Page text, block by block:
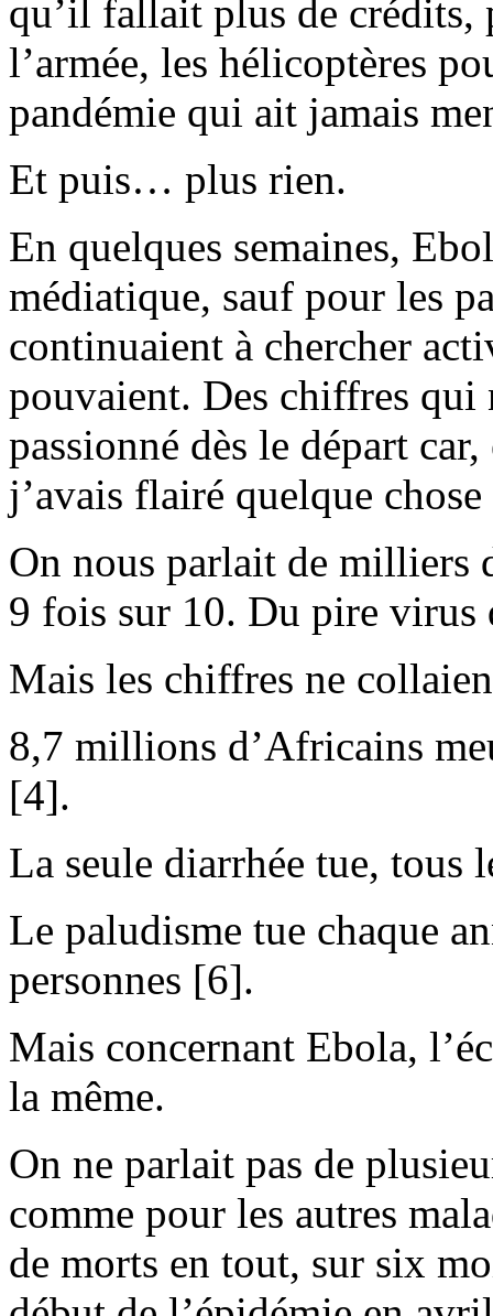
qu’il fallait plus de crédits,
l’armée, les hélicoptères
pandémie qui ait jamais
Et puis… plus rien.
En quelques semaines,
médiatique, sauf pour les
continuaient à chercher
pouvaient. Des chiffres qui
passionné dès le départ
j’avais flairé quelque
On nous parlait de milliers
9 fois sur 10. Du pire virus
Mais les chiffres ne
8,7 millions d’Africains
[4].
La seule diarrhée tue, tous
Le paludisme tue chaque
personnes [6].
Mais concernant Ebola,
la même.
On ne parlait pas de
comme pour les autres
de morts en tout, sur six